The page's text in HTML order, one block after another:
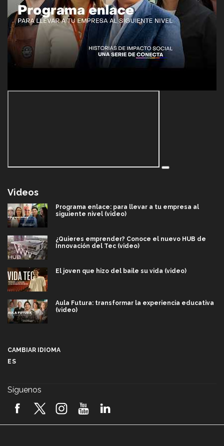
Videos
Programa enlace: para llevar a tu empresa al
siguiente nivel (video)
¿Quieres emprender? Conoce el nuevo HUB de
Innovación del Tec (video)
El joven que hizo del baile su vida (video)
Aula Futura: transformar la experiencia educativa
(video)
2026! (video)
CAMBIAR IDIOMA
ES
Síguenos